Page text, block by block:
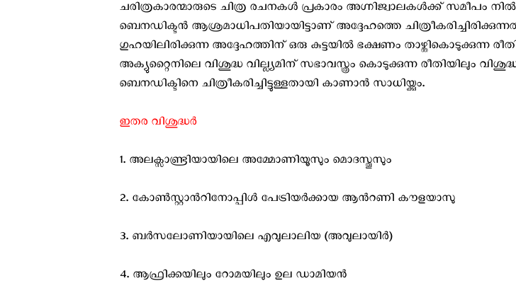
ചരിത്രകാരന്മാരുടെ ചിത്ര രചനകള്‍ പ്രകാരം അഗ്നിജ്വാലകള്‍ക്ക് സമീപം
ബെനഡിക്ടന്‍ ആശ്രമാധിപതിയായിട്ടാണ് അദ്ദേഹത്തെ
ഗുഹയിലിരിക്കുന്ന അദ്ദേഹത്തിന് ഒരു കുട്ടയില്‍ ഭക്ഷണം താഴ്ത്തികൊടുക്കുന്ന
അക്യുറ്റൈനിലെ വിശുദ്ധ വില്ല്യമിന് സഭാവസ്ത്രം കൊടുക്കുന്ന രീതിയിലും
ബെനഡിക്ടിനെ ചിത്രീകരിച്ചിട്ടുള്ളതായി കാണാന്‍ സാധിയ്ക്കും.
ഇതര വിശുദ്ധര്‍
1. അലക്സാണ്ട്രിയായിലെ അമ്മോണിയൂസും മൊദസ്തൂസും
2. കോണ്‍സ്റ്റാന്‍റിനോപ്പിള്‍ പേട്രിയര്‍ക്കായ ആന്‍റണി കൗളയാസു
3. ബര്‍സലോണിയായിലെ എവുലാലിയ (അവുലായിര്‍)
4. ആഫ്രിക്കയിലും റോമയിലും ഉല ഡാമിയന്‍